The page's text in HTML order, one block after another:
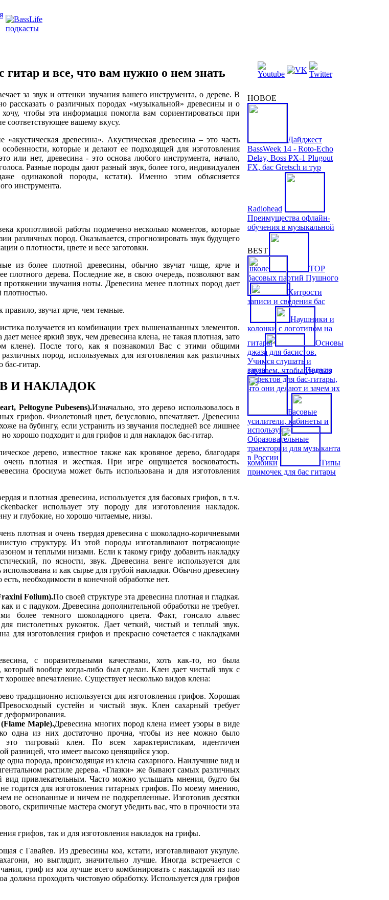
гитар и все, что вам нужно о нем знать
за звук и оттенки звучания вашего инструмента, о дереве. В
рассказать о различных породах «музыкальной» древесины и о
чтобы эта информация помогла вам сориентироваться при
соответствующее вашему вкусу.
древесина». Акустическая древесина – это часть
которые и делают ее подходящей для изготовления
или нет, древесина - это основа любого инструмента, начало,
Разные породы дают разный звук, более того, индивидуален
одинаковой породы, кстати). Именно этим объясняется
инструмента.
кропотливой работы подмечено несколько моментов, которые
различных пород. Оказывается, спрогнозировать звук будущего
о плотности, цвете и весе заготовки.
из более плотной древесины, обычно звучат чище, ярче и
плотного дерева. Последние же, в свою очередь, позволяют вам
протяжении звучания ноты. Древесина менее плотных пород дает
плотностью.
звучат ярче, чем темные.
получается из комбинации трех вышеназванных элементов.
менее яркий звук, чем древесина клена, не такая плотная, зато
клене). После того, как я познакомил Вас с этими общими
пород, используемых для изготовления как различных
бас-гитар.
И НАКЛАДОК
Peltogyne Pubesens).Изначально, это дерево использовалось в
грифов. Фиолетовый цвет, безусловно, впечатляет. Древесина
на бубингу, если устранить из звучания последней все лишнее
хорошо подходит и для грифов и для накладок бас-гитар.
дерево, известное также как кровяное дерево, благодаря
плотная и жесткая. При игре ощущается восковатость.
бросиума может быть использована и для изготовления
и плотная древесина, используется для басовых грифов, в т.ч.
использует эту породу для изготовления накладок.
и глубокие, но хорошо читаемые, низы.
плотная и очень твердая древесина с шоколадно-коричневыми
структуру. Из этой породы изготавливают потрясающие
и теплыми низами. Если к такому грифу добавить накладку
по ясности, звук. Древесина венге используется для
и как сырье для грубой накладки. Обычно древесину
необходимости в конечной обработке нет.
Folium).По своей структуре эта древесина плотная и гладкая.
и с падуком. Древесина дополнительной обработки не требует.
более темного шоколадного цвета. Факт, гонсало альвес
пистолетных рукояток. Дает четкий, чистый и теплый звук.
для изготовления грифов и прекрасно сочетается с накладками
с поразительными качествами, хоть как-то, но была
вообще когда-либо был сделан. Клен дает чистый звук с
хорошее впечатление. Существует несколько видов клена:
традиционно используется для изготовления грифов. Хорошая
сустейн и чистый звук. Клен сахарный требует
деформирования.
Maple).Древесина многих пород клена имеет узоры в виде
одна из них достаточно прочна, чтобы из нее можно было
это тигровый клен. По всем характеристикам, идентичен
разницей, что имеет высоко ценящийся узор.
одна порода, происходящая из клена сахарного. Наилучшие вид и
распиле дерева. «Глазки» же бывают самых различных
привлекательным. Часто можно услышать мнения, будто бы
годится для изготовления гитарных грифов. По моему мнению,
не основанные и ничем не подкрепленные. Изготовив десятки
скрипичные мастера смогут убедить вас, что в прочности эта
грифов, так и для изготовления накладок на грифы.
с Гавайев. Из древесины коа, кстати, изготавливают укулуле.
но выглядит, значительно лучше. Иногда встречается с
гриф из коа лучше всего комбинировать с накладкой из пао
должна проходить чистовую обработку. Используется для грифов
НОВОЕ
Дайджест
BassWeek 14 - Roto-Echo
Delay, Boss PX-1 Plugout
FX, бас Gretsch и тур
Radiohead
Преимущества офлайн-
обучения в музыкальной
школе
TOP
басовых партий Пушного
Наушники и
колонки с логотипом на
заказ
Педали
эффектов для бас-гитары,
что они делают и зачем их
используют
Образовательные
траектории для музыканта
в России
BEST
Хитрости
записи и сведения бас
гитары
Основы
джаза для басистов.
Учимся слушать и
слушаем, чтобы учиться
Басовые
усилители, кабинеты и
комбики
Типы
примочек для бас гитары